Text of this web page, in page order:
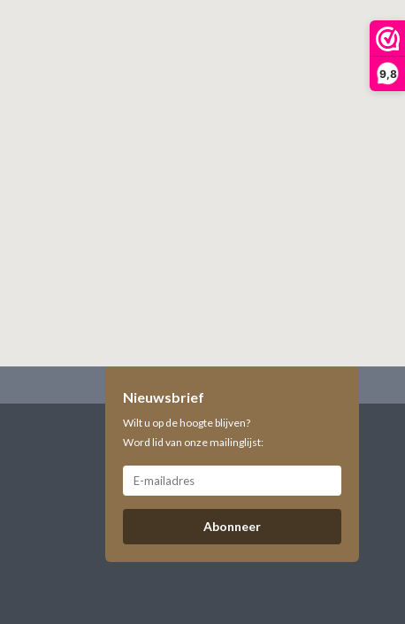
9,8
Nieuwsbrief
Wilt u op de hoogte blijven?
Word lid van onze mailinglijst:
Abonneer